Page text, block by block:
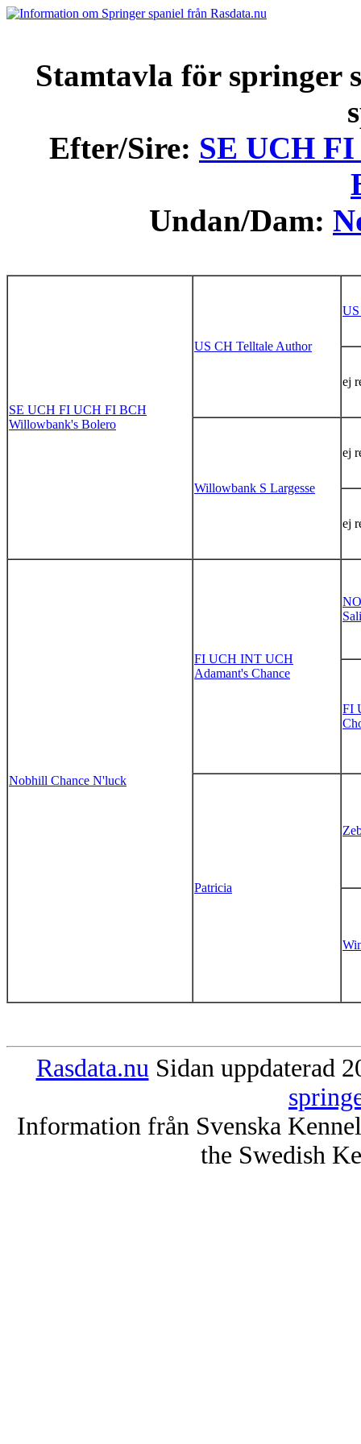
Stamtavla för springer
Efter/Sire: SE UCH
Undan/Dam:
SE UCH FI UCH FI BCH
Willowbank's Bolero
US CH Telltale Author
ej
Willowbank S Largesse
ej
ej
Nobhill Chance N'luck
FI UCH INT UCH
Adamant's Chance
FI
Patricia
Rasdata.nuSidan uppdaterad
Information från Svenska
the Swedish